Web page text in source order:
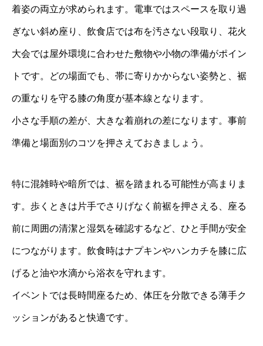
着姿の両立が求められます。電車ではスペースを取り過
ぎない斜め座り、飲食店では布を汚さない段取り、花火
大会では屋外環境に合わせた敷物や小物の準備がポイン
トです。どの場面でも、帯に寄りかからない姿勢と、裾
の重なりを守る膝の角度が基本線となります。
小さな手順の差が、大きな着崩れの差になります。事前
準備と場面別のコツを押さえておきましょう。
特に混雑時や暗所では、裾を踏まれる可能性が高まりま
す。歩くときは片手でさりげなく前裾を押さえる、座る
前に周囲の清潔と湿気を確認するなど、ひと手間が安全
につながります。飲食時はナプキンやハンカチを膝に広
げると油や水滴から浴衣を守れます。
イベントでは長時間座るため、体圧を分散できる薄手ク
ッションがあると快適です。